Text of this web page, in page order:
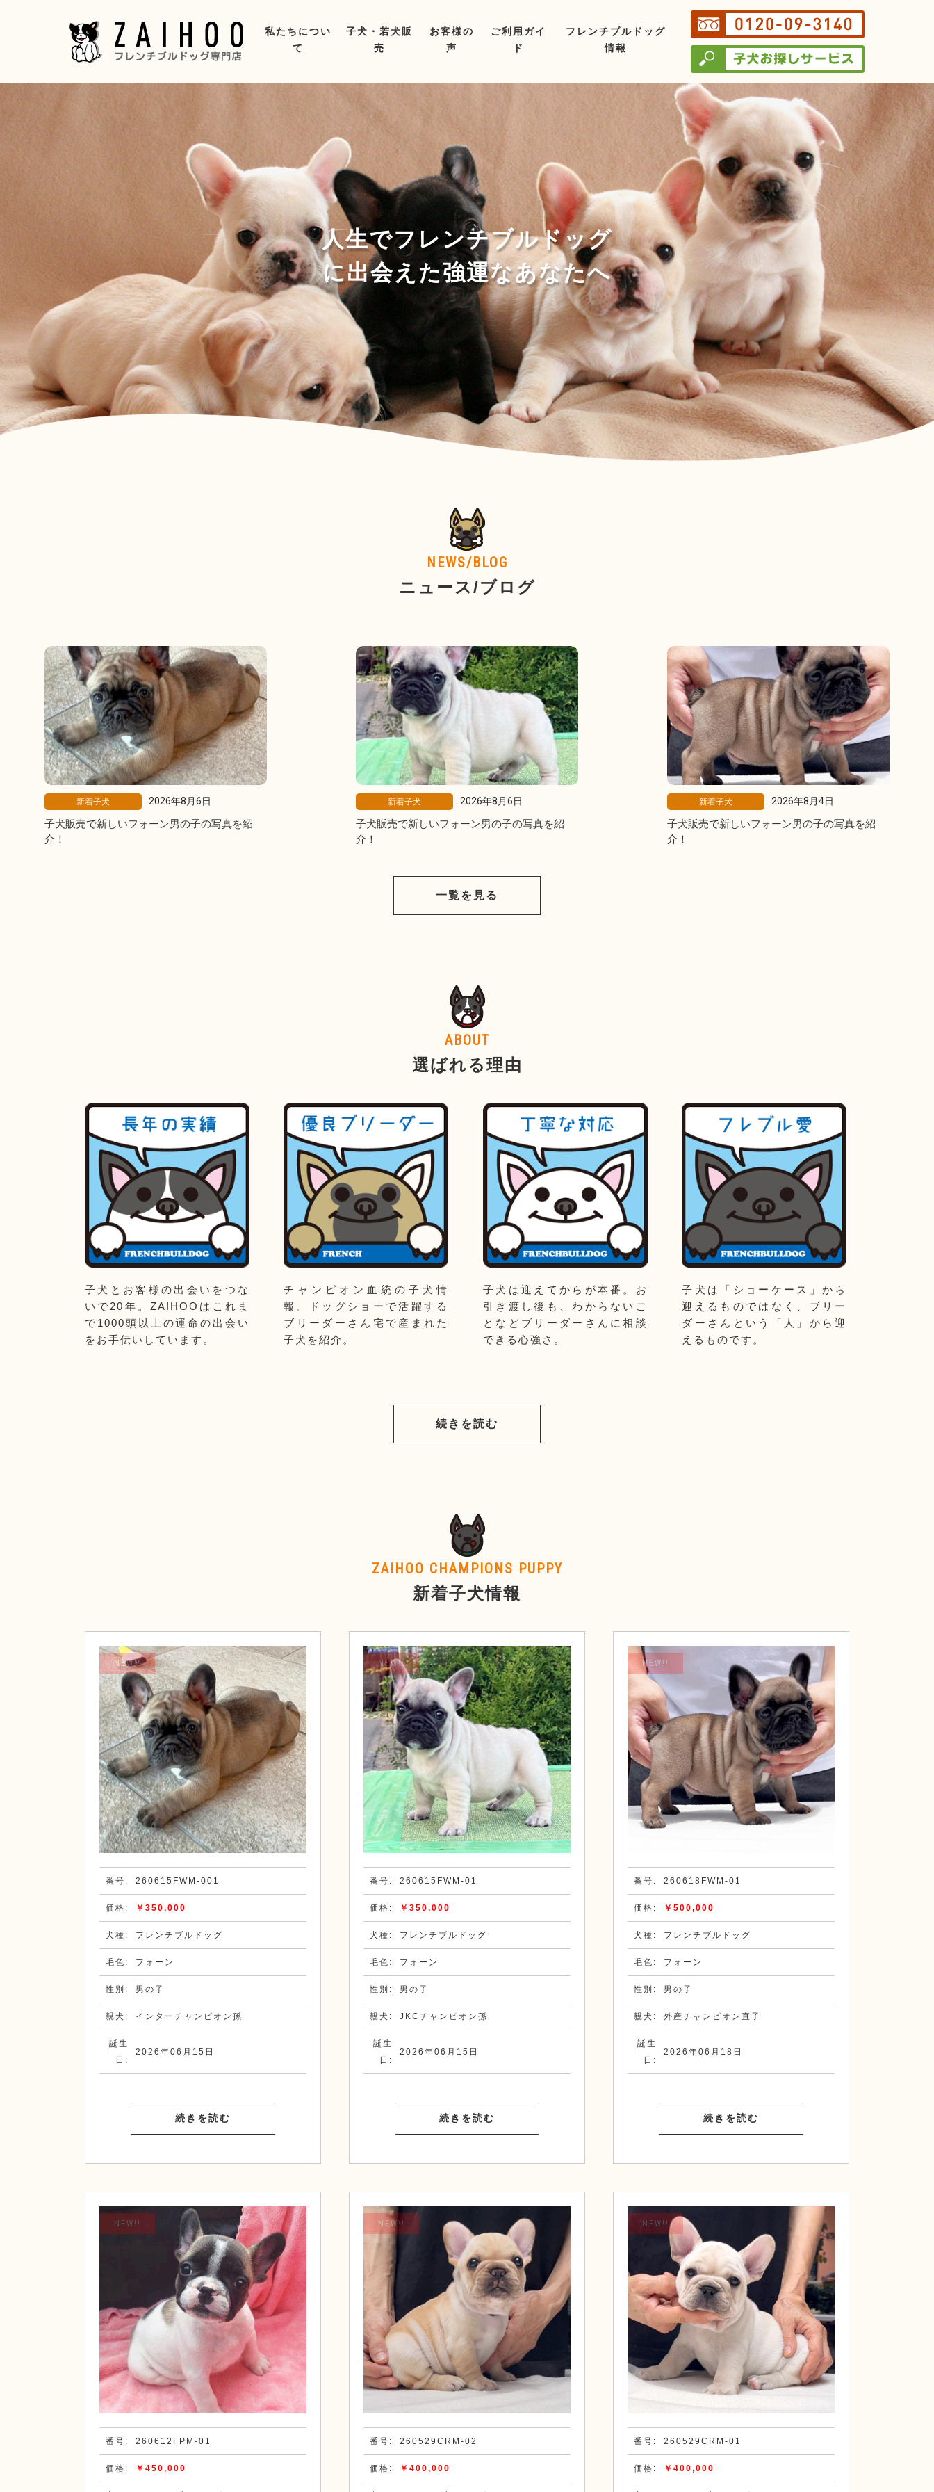
私たちについ
て
子犬・若犬販
売
お客様の
声
ご利用ガイ
ド
フレンチブルドッグ
情報
人生でフレンチブルドッグ
に出会えた強運なあなたへ
NEWS/BLOG
ニュース/ブログ
子犬販売で新しいフォーン男の子の写真を紹
介！
新着子犬 2026年8月6日
子犬販売で新しいフォーン男の子の写真を紹
介！
新着子犬 2026年8月6日
子犬販売で新しいフォーン男の子の写真を紹
介！
新着子犬 2026年8月4日
一覧を見る
ABOUT
選ばれる理由
子犬とお客様の出会いをつな
いで20年。ZAIHOOはこれま
で1000頭以上の運命の出会い
をお手伝いしています。
チャンピオン血統の子犬情
報。ドッグショーで活躍する
ブリーダーさん宅で産まれた
子犬を紹介。
子犬は迎えてからが本番。お
引き渡し後も、わからないこ
となどブリーダーさんに相談
できる心強さ。
子犬は「ショーケース」から
迎えるものではなく、ブリー
ダーさんという「人」から迎
えるものです。
続きを読む
ZAIHOO CHAMPIONS PUPPY
新着子犬情報
NEW!!
番号: 260615FWM-001
価格: ￥350,000
犬種: フレンチブルドッグ
毛色: フォーン
性別: 男の子
親犬: インターチャンピオン孫
誕生
日:
2026年06月15日
続きを読む
NEW!!
番号: 260615FWM-01
価格: ￥350,000
犬種: フレンチブルドッグ
毛色: フォーン
性別: 男の子
親犬: JKCチャンピオン孫
誕生
日:
2026年06月15日
続きを読む
NEW!!
番号: 260618FWM-01
価格: ￥500,000
犬種: フレンチブルドッグ
毛色: フォーン
性別: 男の子
親犬: 外産チャンピオン直子
誕生
日:
2026年06月18日
続きを読む
NEW!!
番号: 260612FPM-01
価格: ￥450,000
NEW!!
番号: 260529CRM-02
価格: ￥400,000
NEW!!
番号: 260529CRM-01
価格: ￥400,000